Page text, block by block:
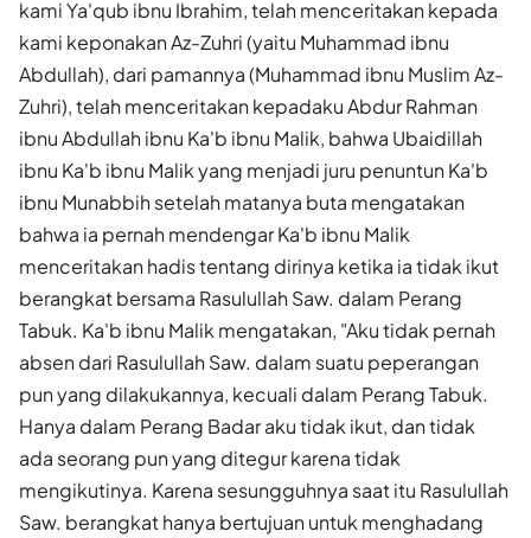
kami Ya'qub ibnu Ibrahim, telah menceritakan kepada
kami keponakan Az-Zuhri (yaitu Muhammad ibnu
Abdullah), dari pamannya (Muhammad ibnu Muslim Az-
Zuhri), telah menceritakan kepadaku Abdur Rahman
ibnu Abdullah ibnu Ka'b ibnu Malik, bahwa Ubaidillah
ibnu Ka'b ibnu Malik yang menjadi juru penuntun Ka'b
ibnu Munabbih setelah matanya buta mengatakan
bahwa ia pernah mendengar Ka'b ibnu Malik
menceritakan hadis tentang dirinya ketika ia tidak ikut
berangkat bersama Rasulullah Saw. dalam Perang
Tabuk. Ka'b ibnu Malik mengatakan, "Aku tidak pernah
absen dari Rasulullah Saw. dalam suatu peperangan
pun yang dilakukannya, kecuali dalam Perang Tabuk.
Hanya dalam Perang Badar aku tidak ikut, dan tidak
ada seorang pun yang ditegur karena tidak
mengikutinya. Karena sesungguhnya saat itu Rasulullah
Saw. berangkat hanya bertujuan untuk menghadang